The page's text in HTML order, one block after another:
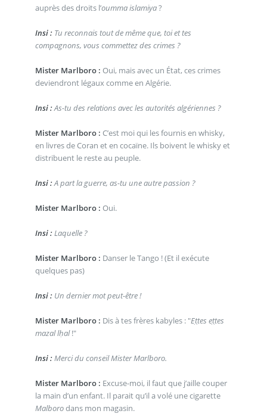
auprès des droits l’oumma islamiya?
Insi : Tu reconnais tout de même que, toi et tes
compagnons, vous commettez des crimes ?
Mister Marlboro : Oui, mais avec un État, ces crimes
deviendront légaux comme en Algérie.
Insi :As-tu des relations avec les autorités algériennes ?
Mister Marlboro : C’est moi qui les fournis en whisky,
en livres de Coran et en cocaïne. Ils boivent le whisky et
distribuent le reste au peuple.
Insi :A part la guerre, as-tu une autre passion ?
Mister Marlboro : Oui.
Insi : Laquelle ?
Mister Marlboro : Danser le Tango ! (Et il exécute
quelques pas)
Insi : Un dernier mot peut-être !
Mister Marlboro : Dis à tes frères kabyles : "Eṭṭes eṭṭes
mazal lḥal!"
Insi : Merci du conseil Mister Marlboro.
Mister Marlboro : Excuse-moi, il faut que j’aille couper
la main d’un enfant. Il parait qu’il a volé une cigarette
Malborodans mon magasin.